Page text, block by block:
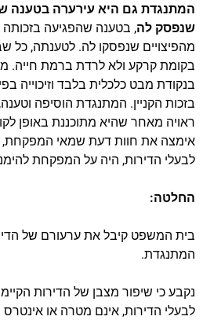
המתנגדת גם היא עירערה בטענה
שנפסק לה, בטענה שהפגיעה בזכותה
מהפיצויים שנפסקו לה. לטענתה, כל
בקומת קרקע ולא לרדת ברמת
בנקודת מבט כלכלית בלבד וזיכוייה
בזכות הקניין. המתנגדת הוסיפה
ראויה מאחר שהיא מתוכננת באופן
אימצה את חוות דעת שמאי המפקחת,
לבעלי הדירות, היה על המפקחת
החלטה:
בית המשפט קיבל את ערעורם של
המתנגדת.
נקבע כי שיפור מצבן של הדירות
לבעלי הדירות, אינם מטרה או